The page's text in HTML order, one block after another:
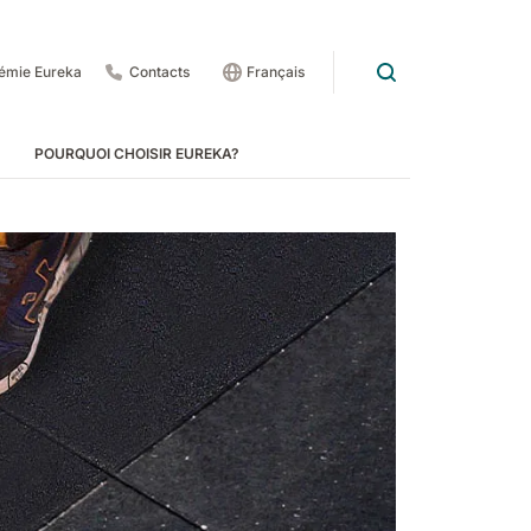
Eureka Contacts Français
POURQUOI CHOISIR EUREKA?
E83 E85
Rider Lift Xtrema